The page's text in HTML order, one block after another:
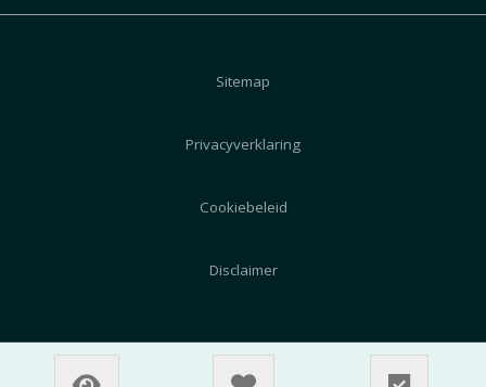
Sitemap
Privacyverklaring
Cookiebeleid
Disclaimer
© 2026 AutoZeeland